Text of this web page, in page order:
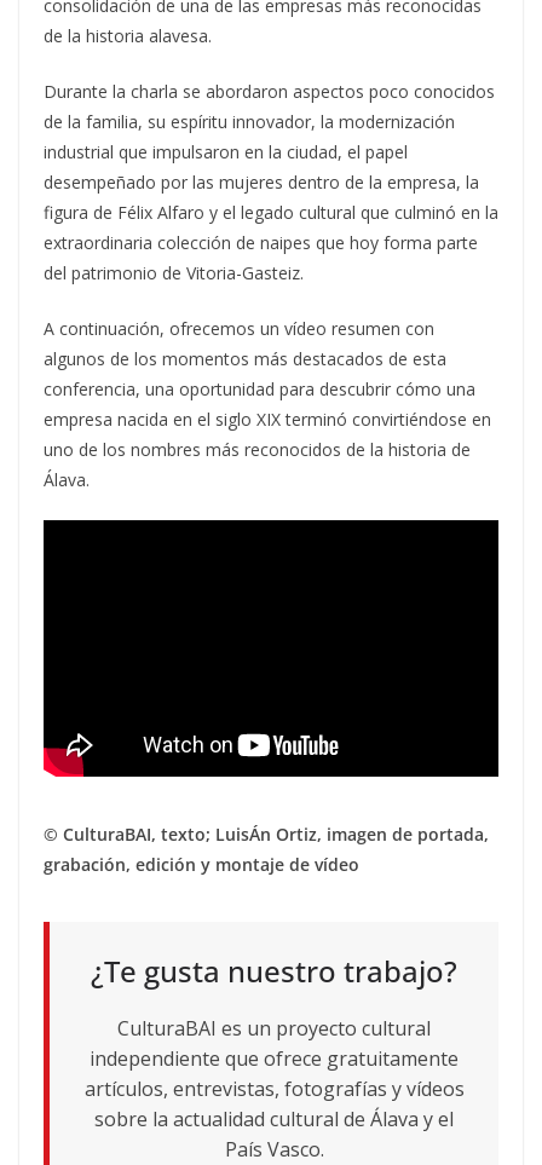
consolidación de una de las empresas más reconocidas
de la historia alavesa.
Durante la charla se abordaron aspectos poco conocidos
de la familia, su espíritu innovador, la modernización
industrial que impulsaron en la ciudad, el papel
desempeñado por las mujeres dentro de la empresa, la
figura de Félix Alfaro y el legado cultural que culminó en la
extraordinaria colección de naipes que hoy forma parte
del patrimonio de Vitoria-Gasteiz.
A continuación, ofrecemos un vídeo resumen con
algunos de los momentos más destacados de esta
conferencia, una oportunidad para descubrir cómo una
empresa nacida en el siglo XIX terminó convirtiéndose en
uno de los nombres más reconocidos de la historia de
Álava.
© CulturaBAI, texto; LuisÁn Ortiz, imagen de portada,
grabación, edición y montaje de vídeo
¿Te gusta nuestro trabajo?
CulturaBAI es un proyecto cultural
independiente que ofrece gratuitamente
artículos, entrevistas, fotografías y vídeos
sobre la actualidad cultural de Álava y el
País Vasco.